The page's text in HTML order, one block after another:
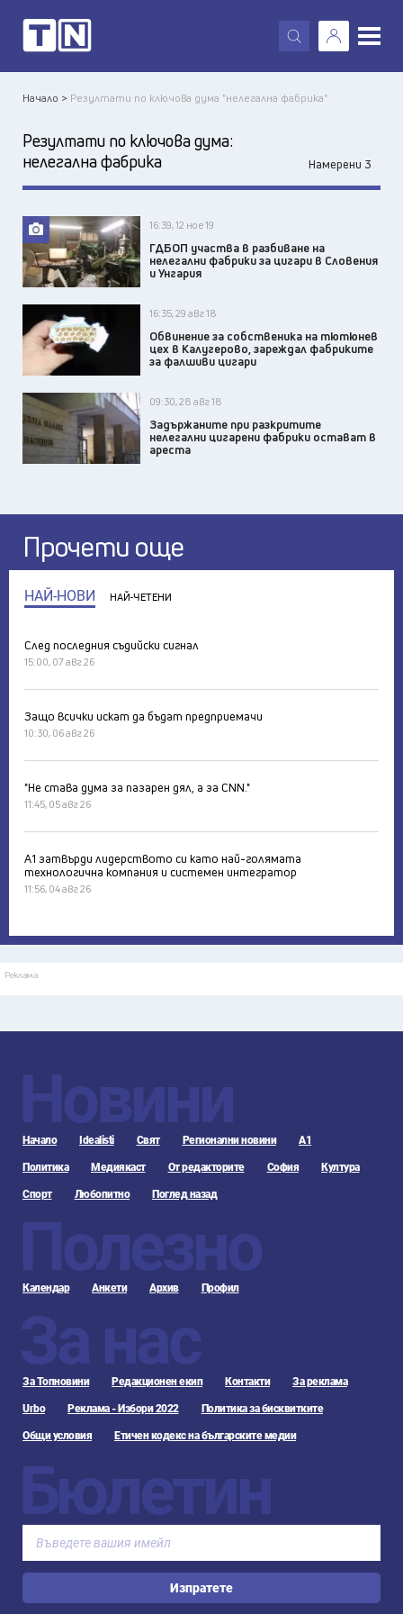
X
Начало > Резултати по ключова дума "нелегална фабрика"
Резултати по ключова дума:
нелегална фабрика
Намерени 3
16:39, 12 ное 19
ГДБОП участва в разбиване на
нелегални фабрики за цигари в Словения
и Унгария
16:35, 29 авг 18
Обвинение за собственика на тютюнев
цех в Калугерово, зареждал фабриките
за фалшиви цигари
09:30, 28 авг 18
Задържаните при разкритите
нелегални цигарени фабрики остават в
ареста
Прочети още
НАЙ-НОВИ НАЙ-ЧЕТЕНИ
След последния съдийски сигнал
15:00, 07 авг 26
Защо всички искат да бъдат предприемачи
10:30, 06 авг 26
"Не става дума за пазарен дял, а за CNN."
11:45, 05 авг 26
А1 затвърди лидерството си като най-голямата
технологична компания и системен интегратор
11:56, 04 авг 26
Реклама
Новини
Начало Idealisti Свят Регионални новини А1
Политика Медиякаст От редакторите София Култура
Спорт Любопитно Поглед назад
Полезно
Календар Анкети Архив Профил
За нас
За Топновини Редакционен екип Контакти За реклама
Urbo Реклама - Избори 2022 Политика за бисквитките
Общи условия Етичен кодекс на българските медии
Бюлетин
Изпратете